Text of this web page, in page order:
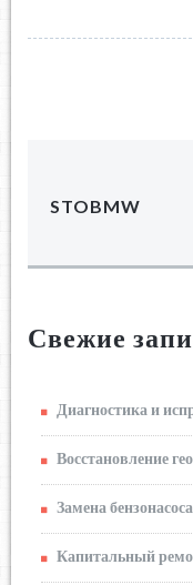
STOBMW
Свежие
Диагностика и
Восстановление
Замена бензонасоса
Капитальный